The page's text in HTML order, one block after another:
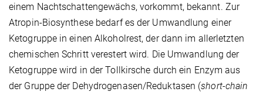
einem Nachtschattengewächs, vorkommt, bekannt. Zur
Atropin-Biosynthese bedarf es der Umwandlung einer
Ketogruppe in einen Alkoholrest, der dann im allerletzten
chemischen Schritt verestert wird. Die Umwandlung der
Ketogruppe wird in der Tollkirsche durch ein Enzym aus
der Gruppe der Dehydrogenasen/Reduktasen (short-chain